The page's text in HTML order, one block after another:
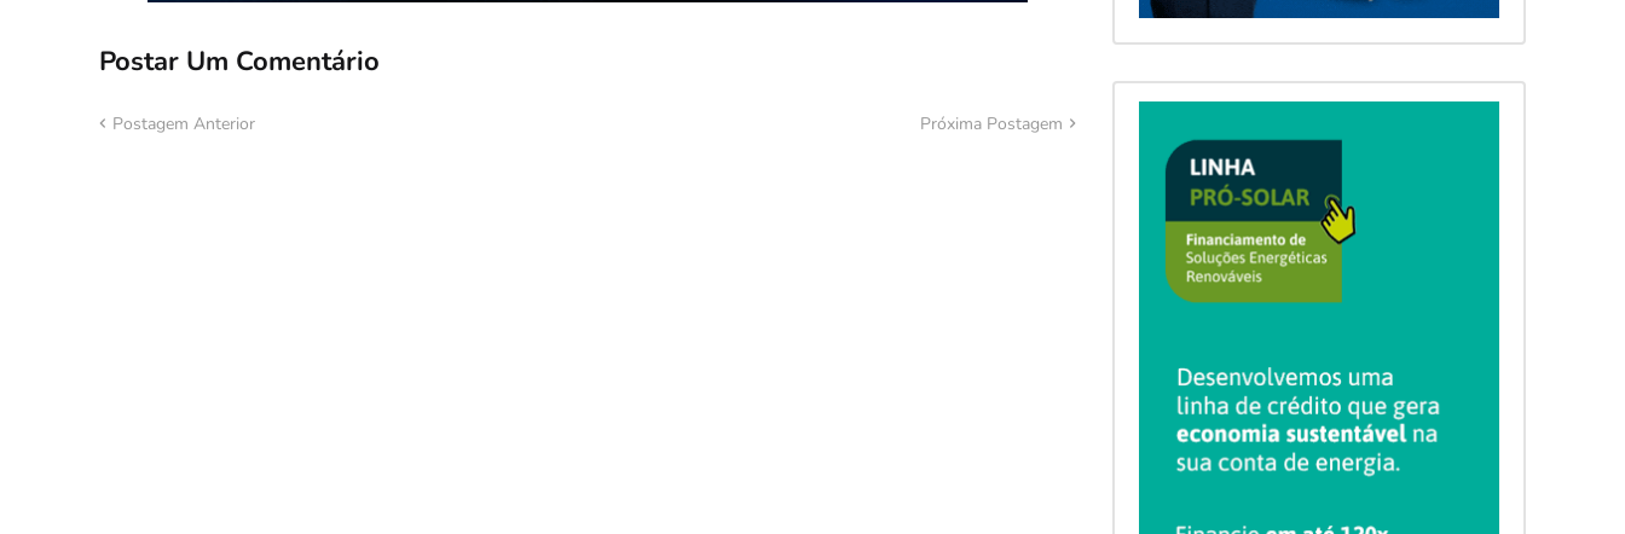
Postar Um Comentário
Postagem Anterior Próxima Postagem